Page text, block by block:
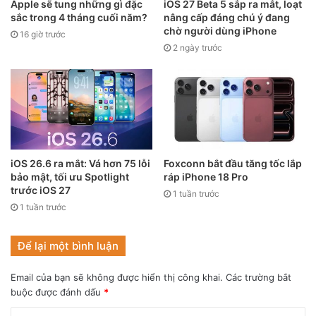
đáng kể và bạn có thể tận dụng nguồn lực thời
thích bởi hệ thống tự động hoá đã giúp tối ưu hoá mọi
Apple sẽ tung những gì đặc
sắc trong 4 tháng cuối năm?
16 giờ trước
iOS 27 Beta 5 sắp ra mắt, loạt
nâng cấp đáng chú ý đang
chờ người dùng iPhone
2 ngày trước
iOS 26.6 ra mắt: Vá hơn 75 lỗi
bảo mật, tối ưu Spotlight
trước iOS 27
1 tuần trước
Foxconn bắt đầu tăng tốc lắp
ráp iPhone 18 Pro
1 tuần trước
Để lại một bình luận
Email của bạn sẽ không được hiển thị công khai. Các trường bắt
buộc được đánh dấu *